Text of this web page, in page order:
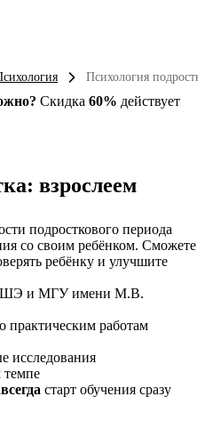
Психология
Скидка 60% действует
взрослеем
подросткового периода
со своим ребёнком. Сможете
ребёнку и улучшите
и МГУ имени М.В.
практическим работам
исследования
темпе
старт обучения сразу